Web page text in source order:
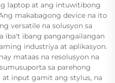
laptop at ang intuwitibong
makabagong device na ito
versatile na solusyon sa
iba't ibang pangangailangan
industriya at aplikasyon.
mataas na resolusyon na
sa parehong
input gamit ang stylus, na